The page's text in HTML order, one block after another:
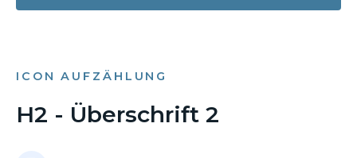
ICON AUFZÄHLUNG
H2 - Überschrift 2